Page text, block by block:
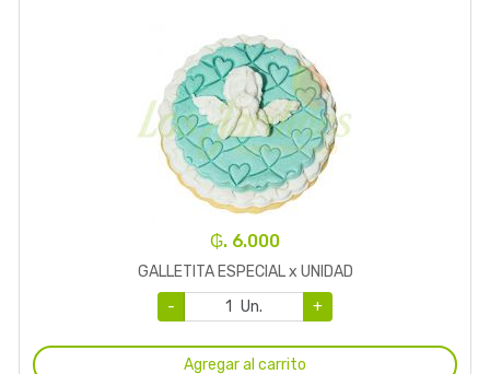
₲. 6.000
GALLETITA ESPECIAL x UNIDAD
-
Un. +
Agregar al carrito